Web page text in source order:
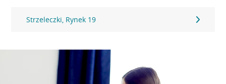
Strzeleczki, Rynek 19